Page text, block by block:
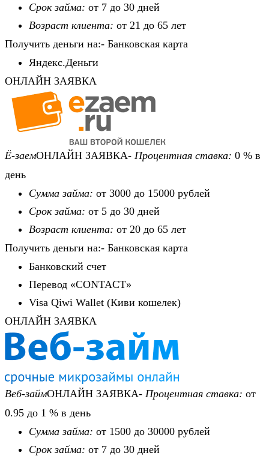
Срок займа: от 7 до 30 дней
Возраст клиента: от 21 до 65 лет
Получить деньги на:- Банковская карта
Яндекс.Деньги
ОНЛАЙН ЗАЯВКА
Ё-заемОНЛАЙН ЗАЯВКА- Процентная ставка: 0 % в
день
Сумма займа: от 3000 до 15000 рублей
Срок займа: от 5 до 30 дней
Возраст клиента: от 20 до 65 лет
Получить деньги на:- Банковская карта
Банковский счет
Перевод «CONTACT»
Visa Qiwi Wallet (Киви кошелек)
ОНЛАЙН ЗАЯВКА
Веб-займОНЛАЙН ЗАЯВКА- Процентная ставка: от
0.95 до 1 % в день
Сумма займа: от 1500 до 30000 рублей
Срок займа: от 7 до 30 дней